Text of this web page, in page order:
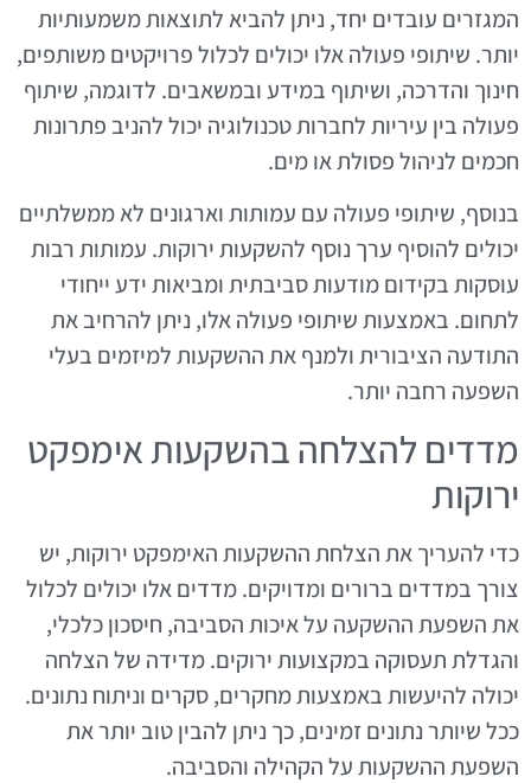
המגזרים עובדים יחד, ניתן להביא לתוצאות משמעותיות
יותר. שיתופי פעולה אלו יכולים לכלול פרויקטים משותפים,
חינוך והדרכה, ושיתוף במידע ובמשאבים. לדוגמה, שיתוף
פעולה בין עיריות לחברות טכנולוגיה יכול להניב פתרונות
חכמים לניהול פסולת או מים.
בנוסף, שיתופי פעולה עם עמותות וארגונים לא ממשלתיים
יכולים להוסיף ערך נוסף להשקעות ירוקות. עמותות רבות
עוסקות בקידום מודעות סביבתית ומביאות ידע ייחודי
לתחום. באמצעות שיתופי פעולה אלו, ניתן להרחיב את
התודעה הציבורית ולמנף את ההשקעות למיזמים בעלי
השפעה רחבה יותר.
מדדים להצלחה בהשקעות אימפקט
ירוקות
כדי להעריך את הצלחת ההשקעות האימפקט ירוקות, יש
צורך במדדים ברורים ומדויקים. מדדים אלו יכולים לכלול
את השפעת ההשקעה על איכות הסביבה, חיסכון כלכלי,
והגדלת תעסוקה במקצועות ירוקים. מדידה של הצלחה
יכולה להיעשות באמצעות מחקרים, סקרים וניתוח נתונים.
ככל שיותר נתונים זמינים, כך ניתן להבין טוב יותר את
השפעת ההשקעות על הקהילה והסביבה.